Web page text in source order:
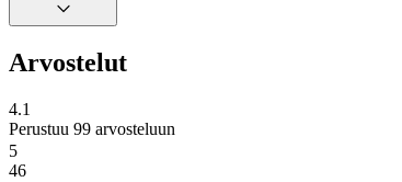
Arvostelut
4.1
Perustuu 99 arvosteluun
5
46